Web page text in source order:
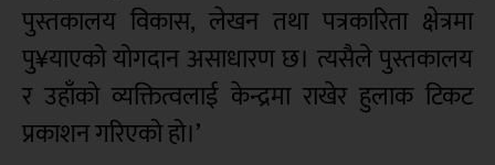
पुस्तकालय विकास, लेखन तथा पत्रकारिता क्षेत्रमा
पु¥याएको योगदान असाधारण छ। त्यसैले पुस्तकालय
र उहाँको व्यक्तित्वलाई केन्द्रमा राखेर हुलाक टिकट
प्रकाशन गरिएको हो।’